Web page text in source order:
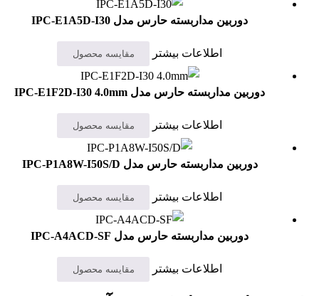
دوربین مداربسته حارس مدل IPC-E1A5D-I30
اطلاعات بیشتر مقایسه محصول
دوربین مداربسته حارس مدل IPC-E1F2D-I30 4.0mm
اطلاعات بیشتر مقایسه محصول
دوربین مداربسته حارس مدل IPC-P1A8W-I50S/D
اطلاعات بیشتر مقایسه محصول
دوربین مداربسته حارس مدل IPC-A4ACD-SF
اطلاعات بیشتر مقایسه محصول